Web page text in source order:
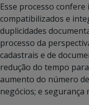
Esse processo
compatibilizados e
duplicidades
processo da
cadastrais e de
redução do tempo
aumento do número
negócios; e segurança